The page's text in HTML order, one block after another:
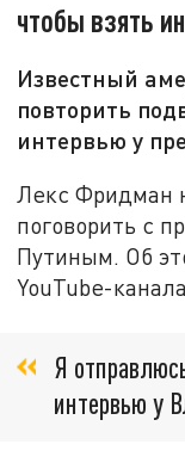
чтобы взять
Известный
повторить
интервью у
Лекс Фридман
поговорить с
Путиным. Об
YouTube-
Я
интервью у